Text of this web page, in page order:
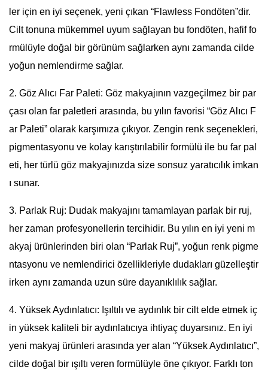
ler için en iyi seçenek, yeni çıkan “Flawless Fondöten”dir.
Cilt tonuna mükemmel uyum sağlayan bu fondöten, hafif fo
rmülüyle doğal bir görünüm sağlarken aynı zamanda cilde
yoğun nemlendirme sağlar.
2. Göz Alıcı Far Paleti: Göz makyajının vazgeçilmez bir par
çası olan far paletleri arasında, bu yılın favorisi “Göz Alıcı F
ar Paleti” olarak karşımıza çıkıyor. Zengin renk seçenekleri,
pigmentasyonu ve kolay karıştırılabilir formülü ile bu far pal
eti, her türlü göz makyajınızda size sonsuz yaratıcılık imkan
ı sunar.
3. Parlak Ruj: Dudak makyajını tamamlayan parlak bir ruj,
her zaman profesyonellerin tercihidir. Bu yılın en iyi yeni m
akyaj ürünlerinden biri olan “Parlak Ruj”, yoğun renk pigme
ntasyonu ve nemlendirici özellikleriyle dudakları güzelleştir
irken aynı zamanda uzun süre dayanıklılık sağlar.
4. Yüksek Aydınlatıcı: Işıltılı ve aydınlık bir cilt elde etmek iç
in yüksek kaliteli bir aydınlatıcıya ihtiyaç duyarsınız. En iyi
yeni makyaj ürünleri arasında yer alan “Yüksek Aydınlatıcı”,
cilde doğal bir ışıltı veren formülüyle öne çıkıyor. Farklı ton